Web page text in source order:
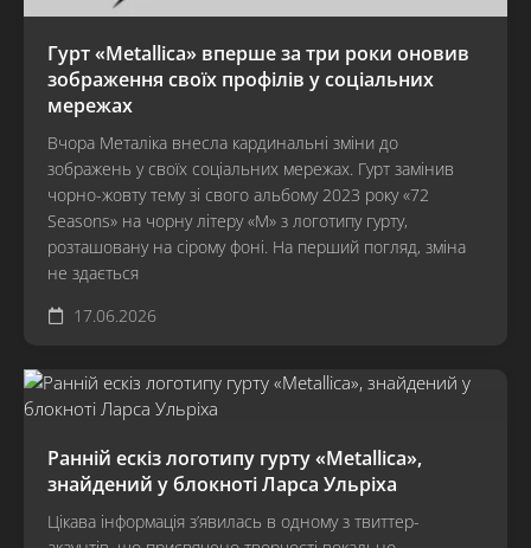
Гурт «Metallica» вперше за три роки оновив
зображення своїх профілів у соціальних
мережах
Вчора Металіка внесла кардинальні зміни до
зображень у своїх соціальних мережах. Гурт замінив
чорно-жовту тему зі свого альбому 2023 року «72
Seasons» на чорну літеру «М» з логотипу гурту,
розташовану на сірому фоні. На перший погляд, зміна
не здається
17.06.2026
Ранній ескіз логотипу гурту «Metallica»,
знайдений у блокноті Ларса Ульріха
Цікава інформація з’явилась в одному з твиттер-